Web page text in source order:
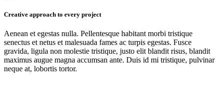
Creative approach to every project
Aenean et egestas nulla. Pellentesque habitant morbi tristique
senectus et netus et malesuada fames ac turpis egestas. Fusce
gravida, ligula non molestie tristique, justo elit blandit risus, blandit
maximus augue magna accumsan ante. Duis id mi tristique, pulvinar
neque at, lobortis tortor.